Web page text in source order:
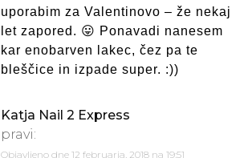
uporabim za Valentinovo – že nekaj
let zapored. 😛 Ponavadi nanesem
kar enobarven lakec, čez pa te
bleščice in izpade super. :))
Katja Nail 2 Express
pravi:
Objavljeno dne 12 februarja, 2018 na 19:51